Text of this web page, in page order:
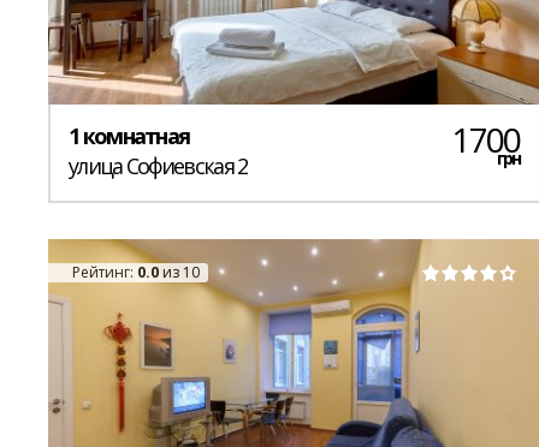
1 комнатная
улица Софиевская 2
1700
грн
Рейтинг: 0.0 из 10